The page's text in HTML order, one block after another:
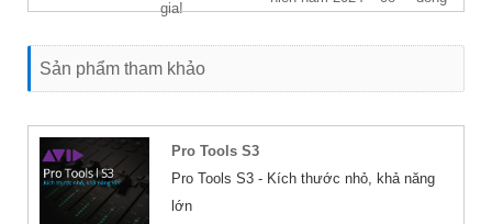
niên năm
Sản phẩm tham khảo
Pro Tools S3
Pro Tools S3 - Kích thước nhỏ, khả năng
lớn